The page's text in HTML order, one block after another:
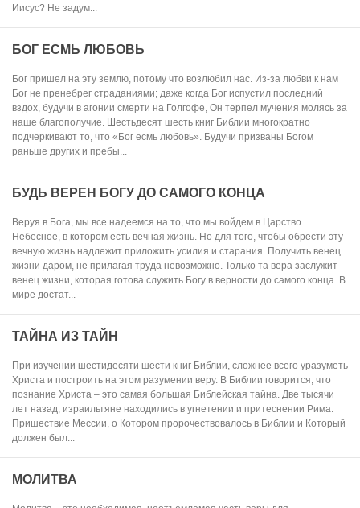
Иисус? Не задум...
БОГ ЕСМЬ ЛЮБОВЬ
Бог пришел на эту землю, потому что возлюбил нас. Из-за любви к нам
Бог не пренебрег страданиями; даже когда Бог испустил последний
вздох, будучи в агонии смерти на Голгофе, Он терпел мучения молясь за
наше благополучие. Шестьдесят шесть книг Библии многократно
подчеркивают то, что «Бог есмь любовь». Будучи призваны Богом
раньше других и пребы...
БУДЬ ВЕРЕН БОГУ ДО САМОГО КОНЦА
Веруя в Бога, мы все надеемся на то, что мы войдем в Царство
Небесное, в котором есть вечная жизнь. Но для того, чтобы обрести эту
вечную жизнь надлежит приложить усилия и старания. Получить венец
жизни даром, не прилагая труда невозможно. Только та вера заслужит
венец жизни, которая готова служить Богу в верности до самого конца. В
мире достат...
ТАЙНА ИЗ ТАЙН
При изучении шестидесяти шести книг Библии, сложнее всего уразуметь
Христа и построить на этом разумении веру. В Библии говорится, что
познание Христа – это самая большая Библейская тайна. Две тысячи
лет назад, израильтяне находились в угнетении и притеснении Рима.
Пришествие Мессии, о Котором пророчествовалось в Библии и Который
должен был...
МОЛИТВА